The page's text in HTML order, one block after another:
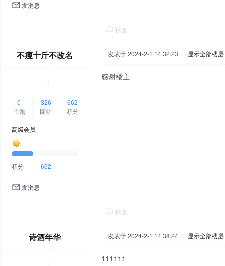
发消息
回复
不瘦十斤不改名
0
主题
326
回帖
662
积分
高级会员
积分 662
发消息
发表于 2024-2-1 14:32:23 显示全部楼层
感谢楼主
回复
诗酒年华 发表于 2024-2-1 14:38:24 显示全部楼层
111111